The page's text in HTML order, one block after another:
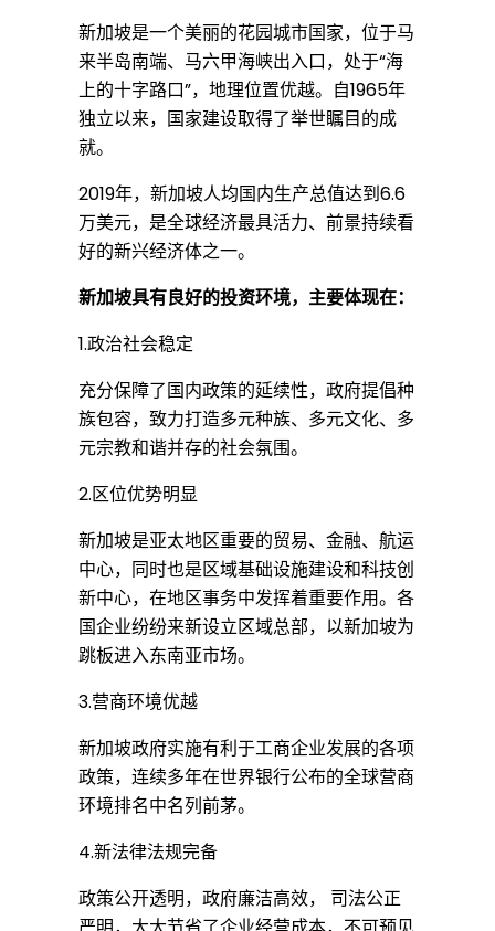
关
系
协
定
》
新加坡是一个美丽的花园城市国家，位于马
来半岛南端、马六甲海峡出入口，处于“海
上的十字路口”，地理位置优越。自1965年
独立以来，国家建设取得了举世瞩目的成
就。
2019年，新加坡人均国内生产总值达到6.6
万美元，是全球经济最具活力、前景持续看
好的新兴经济体之一。
新加坡具有良好的投资环境，主要体现在：
1.政治社会稳定
充分保障了国内政策的延续性，政府提倡种
族包容，致力打造多元种族、多元文化、多
元宗教和谐并存的社会氛围。
2.区位优势明显
新加坡是亚太地区重要的贸易、金融、航运
中心，同时也是区域基础设施建设和科技创
新中心，在地区事务中发挥着重要作用。各
国企业纷纷来新设立区域总部，以新加坡为
跳板进入东南亚市场。
3.营商环境优越
新加坡政府实施有利于工商企业发展的各项
政策，连续多年在世界银行公布的全球营商
环境排名中名列前茅。
4.新法律法规完备
政策公开透明，政府廉洁高效， 司法公正